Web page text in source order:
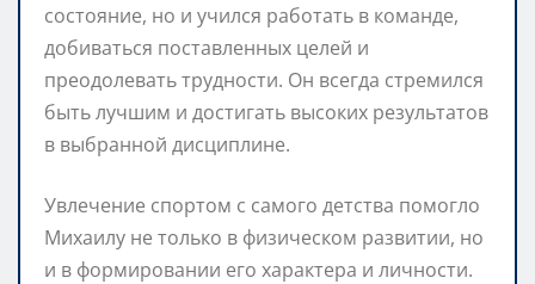
состояние, но и учился работать в команде,
добиваться поставленных целей и
преодолевать трудности. Он всегда стремился
быть лучшим и достигать высоких результатов
в выбранной дисциплине.
Увлечение спортом с самого детства помогло
Михаилу не только в физическом развитии, но
и в формировании его характера и личности.